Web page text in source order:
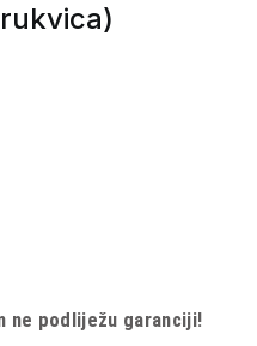
ne podliježu garanciji!